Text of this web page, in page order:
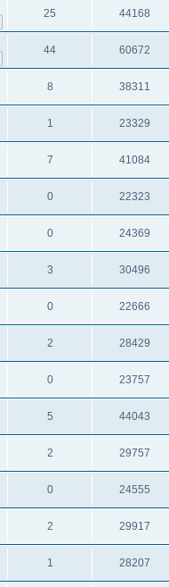
25 44168
44 60672
8 38311
1 23329
7 41084
0 22323
0 24369
3 30496
0 22666
2 28429
0 23757
5 44043
2 29757
0 24555
2 29917
1 28207